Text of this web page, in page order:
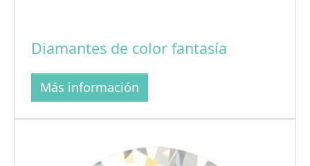
Diamantes de color fantasía
Más información